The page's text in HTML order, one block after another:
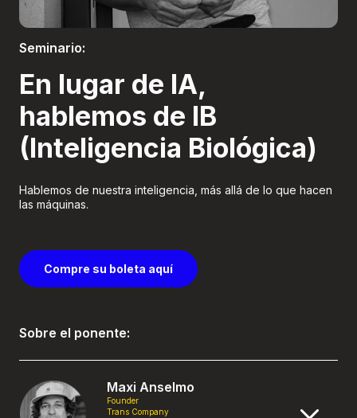
Seminario:
En lugar de IA,
hablemos de IB
(Inteligencia Biológica)
Hablemos de nuestra inteligencia, más allá de lo que hacen
las máquinas.
Compre su boleta aquí
Sobre el ponente:
Maxi Anselmo
Founder
Trans Company